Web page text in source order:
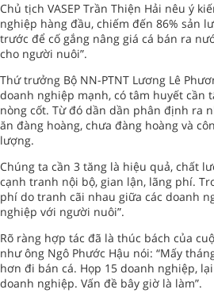
Chủ tịch VASEP Trần Thiện Hải nêu ý
nghiệp hàng đầu, chiếm đến 86% sản
trước để cố gắng nâng giá cá bán ra
cho người nuôi”.
Thứ trưởng Bộ NN-PTNT Lương Lê
doanh nghiệp mạnh, có tâm huyết cần
nòng cốt. Từ đó dần dần phân định ra
ăn đàng hoàng, chưa đàng hoàng và
lượng.
Chúng ta cần 3 tăng là hiệu quả, chất
cạnh tranh nội bộ, gian lận, lãng phí.
phí do tranh cãi nhau giữa các doanh
nghiệp với người nuôi”.
Rõ ràng hợp tác đã là thúc bách của
như ông Ngô Phước Hậu nói: “Mấy
hơn đi bán cá. Họp 15 doanh nghiệp,
doanh nghiệp. Vấn đề bây giờ là làm”.